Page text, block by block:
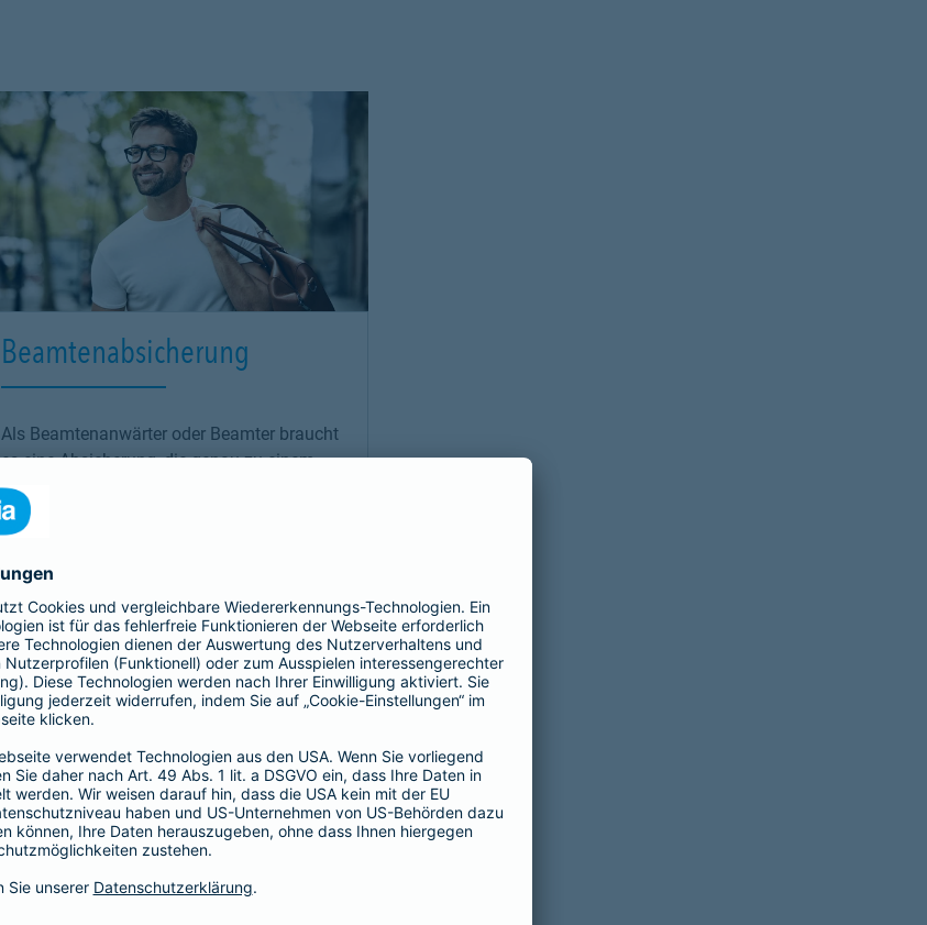
Beamtenabsicherung
Als Beamtenanwärter oder Beamter braucht
es eine Absicherung, die genau zu einem
passt: unsere
für Beamtenanwärter und Beamte. Sie
ergänzt den Schutz der individuellen Beihilfe
und passt sich mit optimalen Leistungen
Mehr erfahrenLink Opens in New Tab